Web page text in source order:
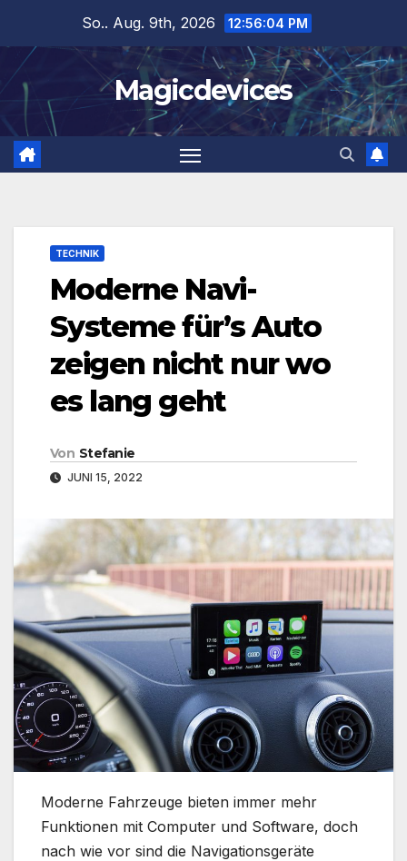
springen
So.. Aug. 9th, 2026 12:56:05 PM
Magicdevices
TECHNIK
Moderne Navi-
Systeme für’s Auto
zeigen nicht nur wo
es lang geht
Von Stefanie
JUNI 15, 2022
Moderne Fahrzeuge bieten immer mehr
Funktionen mit Computer und Software, doch
nach wie vor sind die Navigationsgeräte